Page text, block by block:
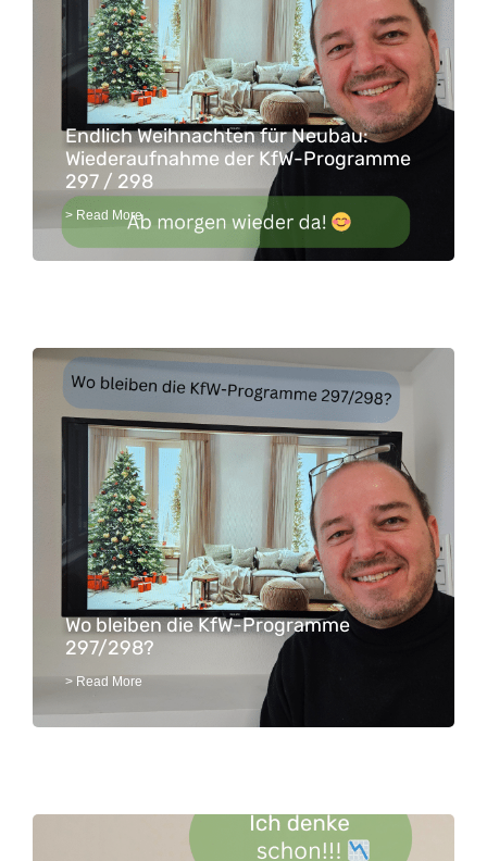
Endlich Weihnachten für Neubau:
Wiederaufnahme der KfW-Programme
297 / 298
> Read More
Wo bleiben die KfW-Programme
297/298?
> Read More